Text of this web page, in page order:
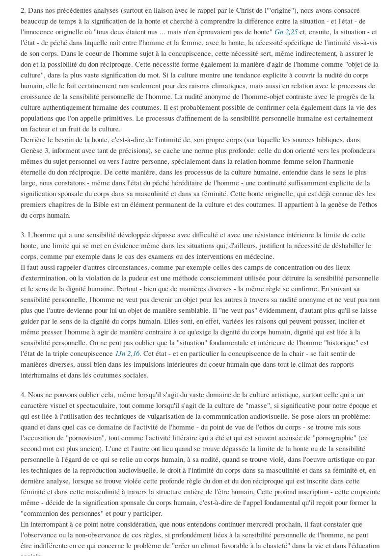
2. Dans nos précédentes analyses (surtout en liaison avec le rappel par le Christ de l'"origine"), nous avons consacré
beaucoup de temps à la signification de la honte et cherché à comprendre la différence entre la situation - et l'état - de
l'innocence originelle où "tous deux étaient nus ... mais n'en éprouvaient pas de honte" Gn 2,25et, ensuite, la situation - et
l'état - de péché dans laquelle naît entre l'homme et la femme, avec la honte, la nécessité spécifique de l'intimité vis-à-vis
de son corps. Dans le coeur de l'homme sujet à la concupiscence, cette nécessité sert, même indirectement, à assurer le
don et la possibilité du don réciproque. Cette nécessité forme également la manière d'agir de l'homme comme "objet de la
culture", dans la plus vaste signification du mot. Si la culture montre une tendance explicite à couvrir la nudité du corps
humain, elle le fait certainement non seulement pour des raisons climatiques, mais aussi en relation avec le processus de
croissance de la sensibilité personnelle de l'homme. La nudité anonyme de l'homme-objet contraste avec le progrès de la
culture authentiquement humaine des coutumes. Il est probablement possible de confirmer cela également dans la vie des
populations que l'on appelle primitives. Le processus d'affinement de la sensibilité personnelle humaine est certainement
un facteur et un fruit de la culture.
Derrière le besoin de la honte, c'est-à-dire de l'intimité de, son propre corps (sur laquelle les sources bibliques, dans
Genèse 3, informent avec tant de précisions), se cache une norme plus profonde: celle du don orienté vers les profondeurs
mêmes du sujet personnel ou vers l'autre personne, spécialement dans la relation homme-femme selon l'harmonie
éternelle du don réciproque. De cette manière, dans les processus de la culture humaine, entendue dans le sens le plus
large, nous constatons - même dans l'état du péché héréditaire de l'homme - une continuité suffisamment explicite de la
signification sponsale du corps dans sa masculinité et dans sa féminité. Cette honte originelle, qui est déjà connue dès les
premiers chapitres de la Bible est un élément permanent de la culture et des coutumes. Il appartient à la genèse de l'ethos
du corps humain.
3. L'homme qui a une sensibilité développée dépasse avec difficulté et avec une résistance intérieure la limite de cette
honte, une limite qui se met en évidence même dans les situations qui, d'ailleurs, justifient la nécessité de déshabiller le
corps, comme par exemple dans le cas des examens ou des interventions en médecine.
Il faut aussi rappeler d'autres circonstances, comme par exemple celles des camps de concentration ou des lieux
d'extermination, où la violation de la pudeur est une méthode consciemment utilisée pour détruire la sensibilité personnelle
et le sens de la dignité humaine. Partout - bien que de manières diverses - la même règle se confirme. En suivant sa
sensibilité personnelle, l'homme ne veut pas devenir un objet pour les autres à travers sa nudité anonyme et ne veut pas non
plus que l'autre devienne pour lui un objet de manière semblable. Il "ne veut pas" évidemment, d'autant plus qu'il se laisse
guider par le sens de la dignité du corps humain. Elles sont, en effet, variées les raisons qui peuvent pousser, inciter et
même presser l'homme à agir de manière contraire à ce qu'exige la dignité du corps humain, dignité qui est liée à la
sensibilité personnelle. On ne peut pas oublier que la "situation" fondamentale et intérieure de l'homme "historique" est
l'état de la triple concupiscence 1Jn 2,16. Cet état - et en particulier la concupiscence de la chair - se fait sentir de
manières diverses, aussi bien dans les impulsions intérieures du coeur humain que dans tout le climat des rapports
interhumains et dans les coutumes sociales.
4. Nous ne pouvons oublier cela, même lorsqu'il s'agit du vaste domaine de la culture artistique, surtout celle qui a un
caractère visuel et spectaculaire, tout comme lorsqu'il s'agit de la culture de "masse", si significative pour notre époque et
qui est liée à l'utilisation des techniques de vulgarisation de la communication audiovisuelle. Se pose alors un problème:
quand et dans quel cas ce domaine de l'activité de l'homme - du point de vue de l'ethos du corps - se trouve mis sous
l'accusation de "pornovision", tout comme l'activité littéraire qui a été et qui est souvent accusée de "pornographie" (ce
second mot est plus ancien). L'une et l'autre ont lieu quand se trouve dépassée la limite de la honte ou de la sensibilité
personnelle à l'égard de ce qui se relie au corps humain, à sa nudité, quand se trouve violé, dans l'oeuvre artistique ou par
les techniques de la reproduction audiovisuelle, le droit à l'intimité du corps dans sa masculinité et dans sa féminité et, en
dernière analyse, lorsque se trouve violée cette profonde règle du don et du don réciproque qui est inscrite dans cette
féminité et dans cette masculinité à travers la structure entière de l'être humain. Cette profond inscription - cette empreinte
même - décide de la signification sponsale du corps humain, c'est-à-dire de l'appel fondamental qu'il reçoit pour former la
"communion des personnes" et pour y participer.
En interrompant à ce point notre considération, que nous entendons continuer mercredi prochain, il faut constater que
l'observance ou la non-observance de ces règles, si profondément liées à la sensibilité personnelle de l'homme, ne peut
être indifférente en ce qui concerne le problème de "créer un climat favorable à la chasteté" dans la vie et dans l'éducation